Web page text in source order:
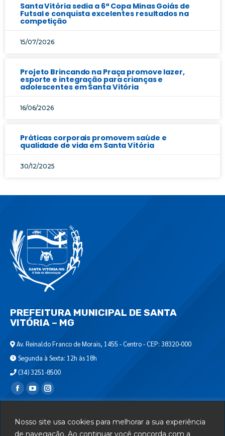
Nosso site usa cookies para melhorar a sua experiência
de navegação. Ao continuar você concorda com a
Santa Vitória sedia a 6ª Copa Minas Goiás de
Futsal e conquista excelentes resultados na
competição
15/07/2026
Projeto Brincando na Praça promove lazer,
esporte e integração para crianças e
adolescentes em Santa Vitória
16/06/2026
Práticas corporais promovem saúde e
qualidade de vida em Santa Vitória
30/12/2025
PREFEITURA MUNICIPAL DE SANTA
VITÓRIA – MG
Av. Reinaldo Franco de Morais, 1455 - Centro - CEP: 38320-000
Segunda à Sexta: 12h às 18h
(34) 3251-8500
Encontre-nos em:
Departamento de T.I.